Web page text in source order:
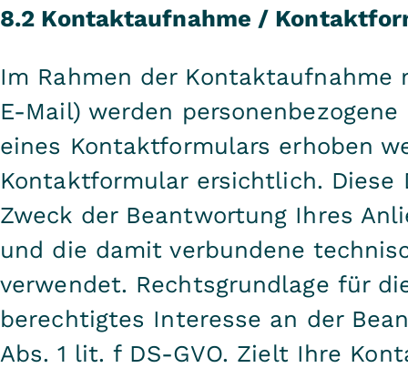
8.2 Kontaktaufnahme /
Im Rahmen der
E-Mail) werden
eines Kontaktformulars erhoben
Kontaktformular ersichtlich.
Zweck der Beantwortung Ihres
und die damit verbundene
verwendet. Rechtsgrundlage für
berechtigtes Interesse an der
Abs. 1 lit. f DS-GVO. Zielt Ihre